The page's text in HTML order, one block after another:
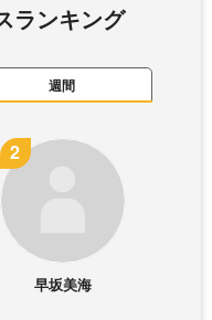
ランキング
週間
早坂美海